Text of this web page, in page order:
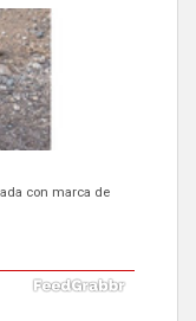
con marca de